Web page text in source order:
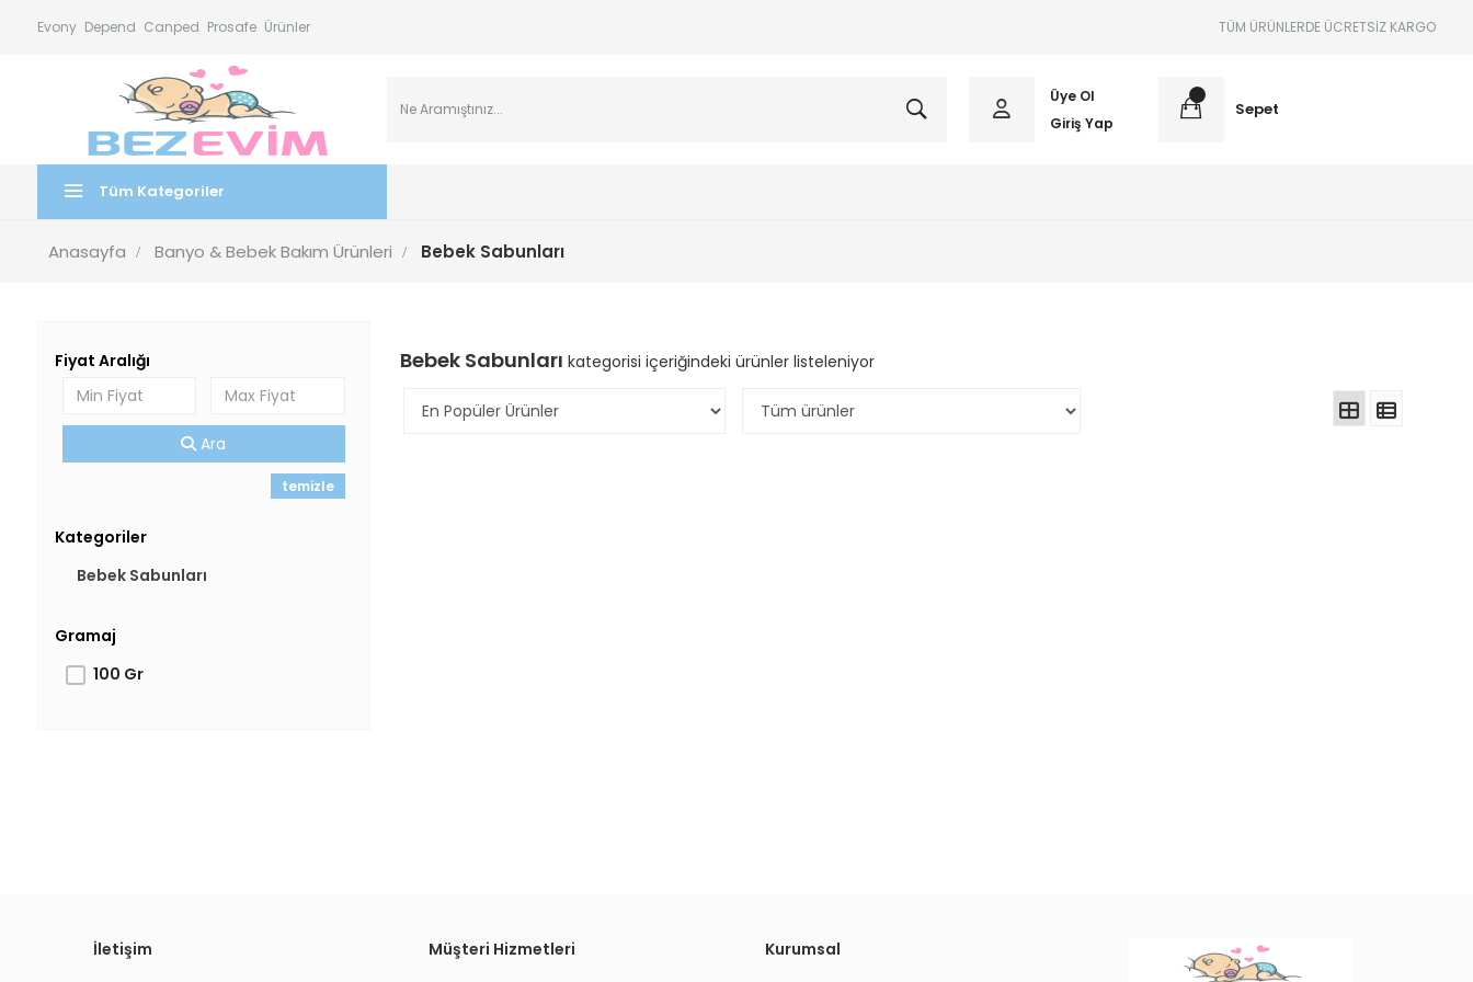
Evony Depend Canped Prosafe Ürünler TÜM ÜRÜNLERDE ÜCRETSİZ KARGO
Üye Ol
Giriş Yap
Sepet
Tüm Kategoriler
Anasayfa Banyo & Bebek Bakım Ürünleri Bebek Sabunları
Fiyat Aralığı
Ara
temizle
Kategoriler
Bebek Sabunları
Gramaj
100 Gr
Bebek Sabunları kategorisi içeriğindeki ürünler listeleniyor
Kurumsal
Müşteri Hizmetleri
İletişim